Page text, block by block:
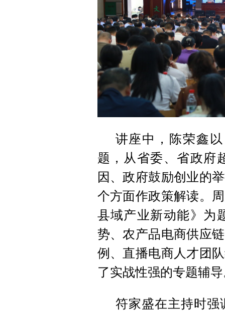
讲座中，陈荣鑫
题，从省委、省政府
因、政府鼓励创业的
个方面作政策解读。
县域产业新动能》为
势、农产品电商供应
例、直播电商人才团
了实战性强的专题辅
符家盛在主持时